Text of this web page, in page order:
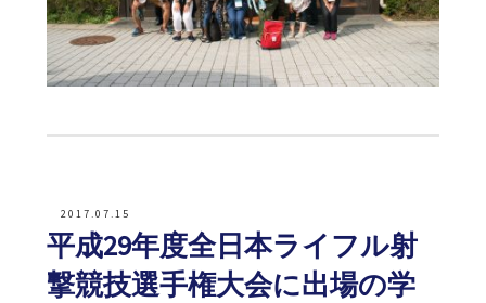
2017.07.15
平成29年度全日本ライフル射
撃競技選手権大会に出場の学